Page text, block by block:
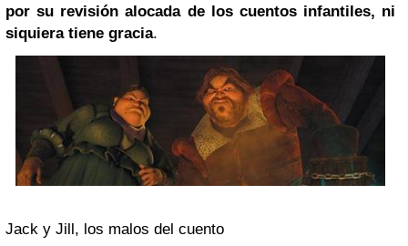
por su revisión alocada de los cuentos infantiles, ni
siquiera tiene gracia.
Jack y Jill, los malos del cuento